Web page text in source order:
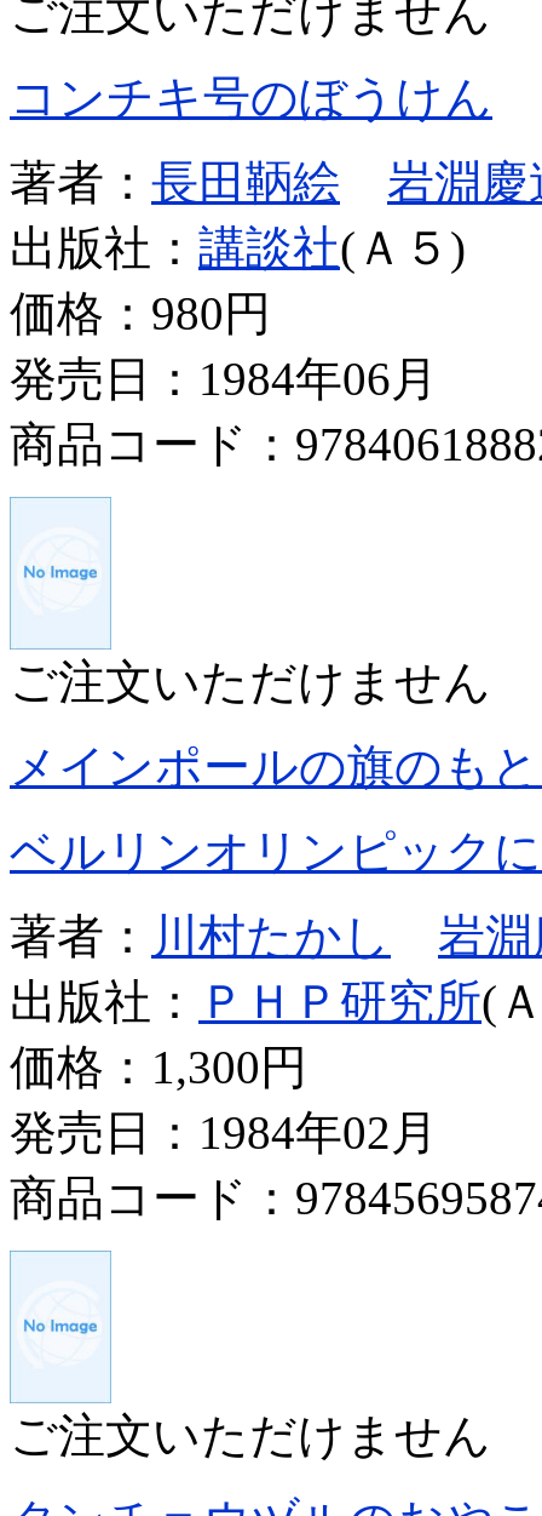
ご注文いただけません
コンチキ号のぼうけん
著者： 長田鞆絵
岩淵慶
出版社： 講談社(Ａ５)
価格： 980円
発売日：1984年06月
商品コード：
ご注文いただけません
メインポールの旗のも
ベルリンオリンピック
著者： 川村たかし
岩
出版社：
ＰＨＰ研究所(
価格： 1,300円
発売日：1984年02月
商品コード：
ご注文いただけません